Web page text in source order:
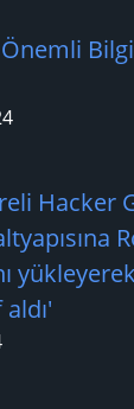
Hacker